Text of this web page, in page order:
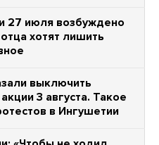
27 июля возбуждено
хотят лишить
выключить
3 августа. Такое
в Ингушетии